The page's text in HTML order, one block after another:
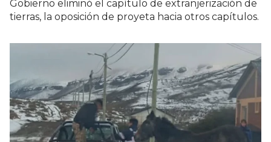
Gobierno eliminó el capítulo de extranjerización de
tierras, la oposición de proyeta hacia otros capítulos.